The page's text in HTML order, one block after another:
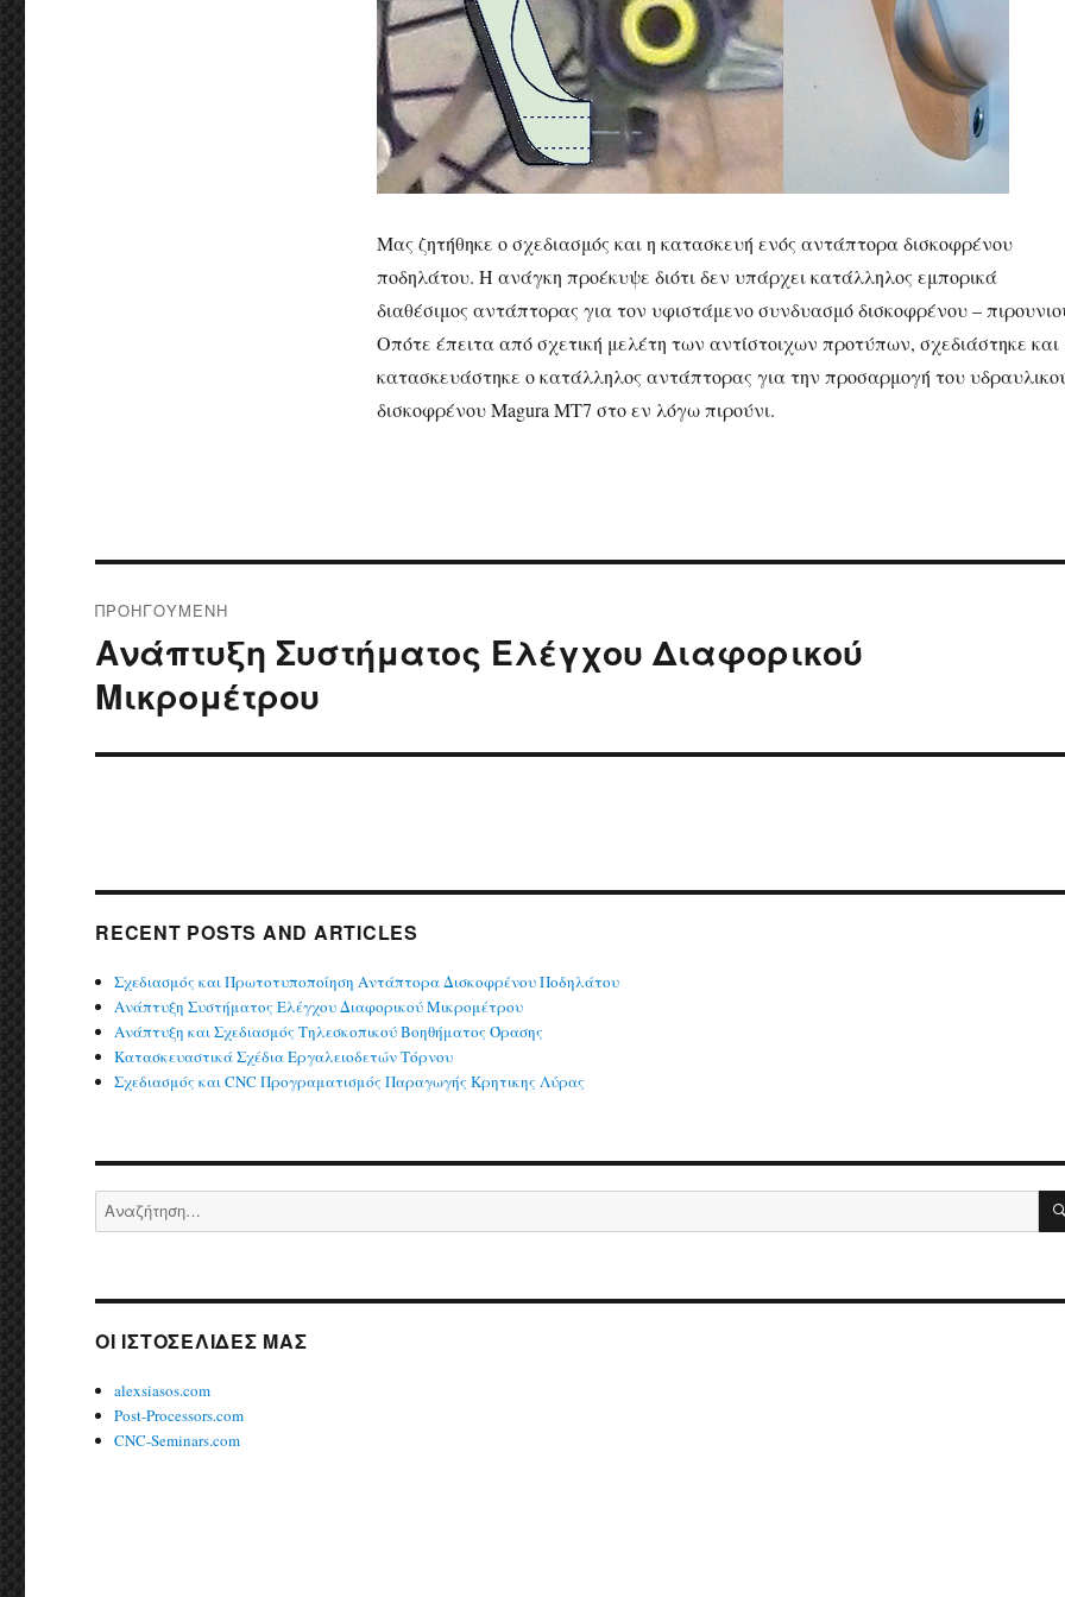
Μας ζητήθηκε ο σχεδιασμός και η κατασκευή ενός αντάπτορα δισκοφρένου
ποδηλάτου. Η ανάγκη προέκυψε διότι δεν υπάρχει κατάλληλος εμπορικά
διαθέσιμος αντάπτορας για τον υφιστάμενο συνδυασμό δισκοφρένου –
Οπότε έπειτα από σχετική μελέτη των αντίστοιχων προτύπων, σχεδιάστηκε και
κατασκευάστηκε ο κατάλληλος αντάπτορας για την προσαρμογή του
δισκοφρένου Magura MT7 στο εν λόγω πιρούνι.
άρθρων
ΠΡΟΗΓΟΎΜΕΝΗ
Προηγούμενο
άρθρο:
Ανάπτυξη Συστήματος Ελέγχου Διαφορικού
Μικρομέτρου
RECENT POSTS AND ARTICLES
Σχεδιασμός και Πρωτοτυποποίηση Αντάπτορα Δισκοφρένου Ποδηλάτου
Ανάπτυξη Συστήματος Ελέγχου Διαφορικού Μικρομέτρου
Ανάπτυξη και Σχεδιασμός Τηλεσκοπικού Βοηθήματος Όρασης
Κατασκευαστικά Σχέδια Εργαλειοδετών Τόρνου
Σχεδιασμός και CNC Προγραματισμός Παραγωγής Κρητικης Λύρας
Αναζήτηση
για:
ΟΙ ΙΣΤΟΣΕΛΙΔΕΣ ΜΑΣ
alexsiasos.com
Post-Processors.com
CNC-Seminars.com